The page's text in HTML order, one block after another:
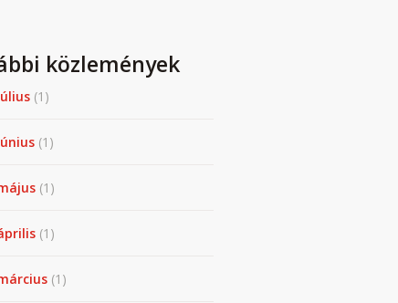
közlemények
(1)
(1)
(1)
(1)
(1)